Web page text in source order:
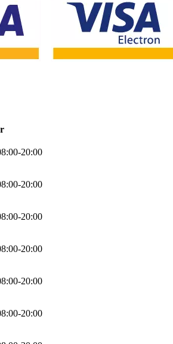
8:00-20:00
8:00-20:00
8:00-20:00
8:00-20:00
8:00-20:00
8:00-20:00